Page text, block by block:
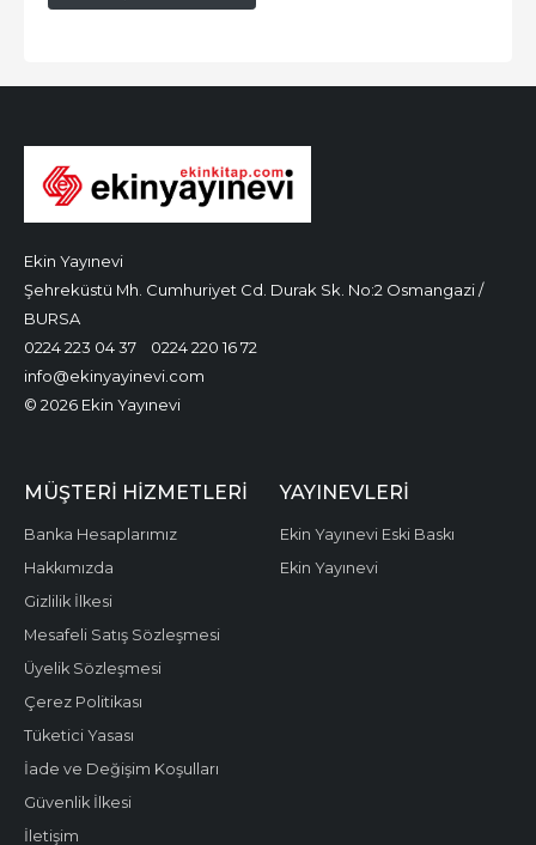
Ekin Yayınevi
Şehreküstü Mh. Cumhuriyet Cd. Durak Sk. No:2 Osmangazi /
BURSA
0224 223 04 37
0224 220 16 72
info@ekinyayinevi.com
© 2026 Ekin Yayınevi
MÜŞTERI HIZMETLERI
Banka Hesaplarımız
Hakkımızda
Gizlilik İlkesi
Mesafeli Satış Sözleşmesi
Üyelik Sözleşmesi
Çerez Politikası
Tüketici Yasası
İade ve Değişim Koşulları
Güvenlik İlkesi
İletişim
YAYINEVLERI
Ekin Yayınevi Eski Baskı
Ekin Yayınevi